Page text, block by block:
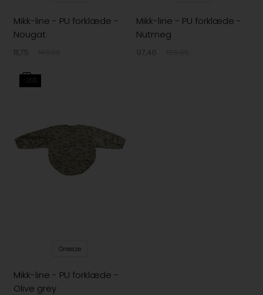
Mikk-line - PU forklæde -
Nougat
111,75
Mikk-line - PU forklæde -
Nutmeg
97,46
-25%
Onesize
Mikk-line - PU forklæde -
Olive grey